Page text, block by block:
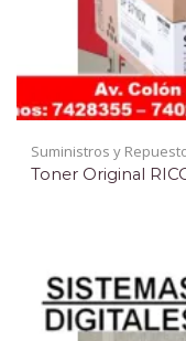
Suministros y
Toner Original